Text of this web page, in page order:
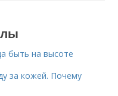
быть на высоте
за кожей. Почему